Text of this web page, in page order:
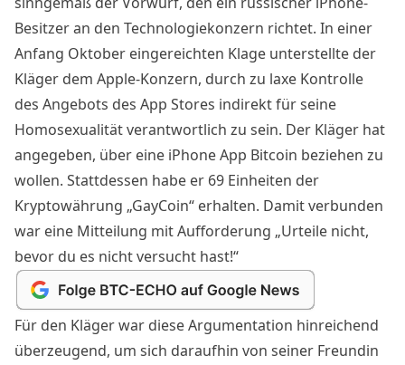
Besitzer an den Technologiekonzern richtet. In einer
Anfang Oktober eingereichten Klage unterstellte der
Kläger dem Apple-Konzern, durch zu laxe Kontrolle
des Angebots des App Stores indirekt für seine
Homosexualität verantwortlich zu sein. Der Kläger hat
angegeben, über eine iPhone App Bitcoin beziehen zu
wollen. Stattdessen habe er 69 Einheiten der
Kryptowährung „GayCoin“ erhalten. Damit verbunden
war eine Mitteilung mit Aufforderung „Urteile nicht,
bevor du es nicht versucht hast!“
Für den Kläger war diese Argumentation hinreichend
überzeugend, um sich daraufhin von seiner Freundin